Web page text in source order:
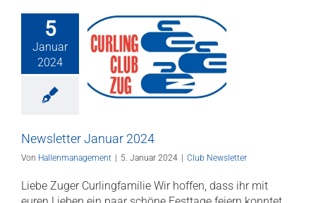
5
Januar
2024
Januar
2024
Newsletter Januar 2024
Von Hallenmanagement 5. Januar 2024 Club Newsletter
Liebe Zuger Curlingfamilie Wir hoffen, dass ihr mit